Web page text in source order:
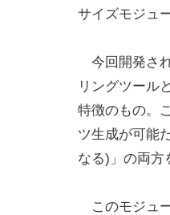
サイズモジュ
今回開発さ
リングツール
特徴のもの。
ツ生成が可能
なる)」の両方
このモジュ